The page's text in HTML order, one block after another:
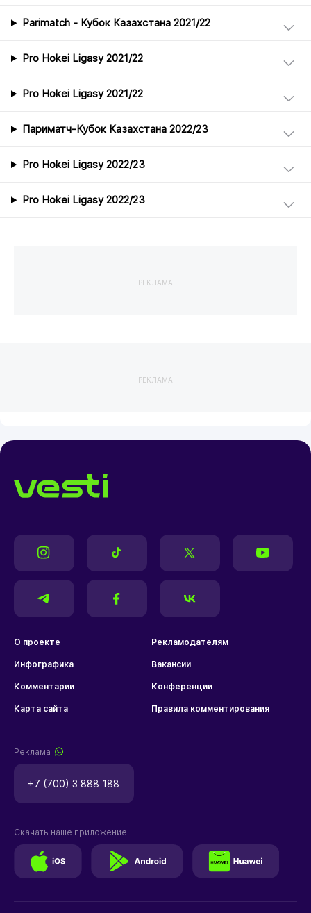
Parimatch - Кубок Казахстана 2021/22
Pro Hokei Ligasy 2021/22
Pro Hokei Ligasy 2021/22
Париматч-Кубок Казахстана 2022/23
Pro Hokei Ligasy 2022/23
Pro Hokei Ligasy 2022/23
РЕКЛАМА
РЕКЛАМА
О проекте Рекламодателям
Инфографика Вакансии
Комментарии Конференции
Карта сайта Правила комментирования
Реклама
+7 (700) 3 888 188
Скачать наше приложение